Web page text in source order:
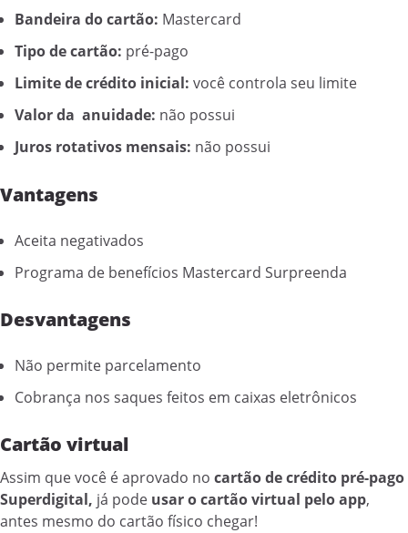
Bandeira do cartão: Mastercard
Tipo de cartão: pré-pago
Limite de crédito inicial: você controla seu limite
Valor da anuidade: não possui
Juros rotativos mensais: não possui
Vantagens
Aceita negativados
Programa de benefícios Mastercard Surpreenda
Desvantagens
Não permite parcelamento
Cobrança nos saques feitos em caixas eletrônicos
Cartão virtual
Assim que você é aprovado no cartão de crédito pré-pago
Superdigital, já pode usar o cartão virtual pelo app,
antes mesmo do cartão físico chegar!